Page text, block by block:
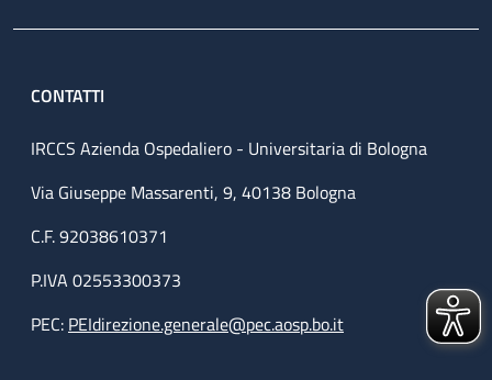
CONTATTI
IRCCS Azienda Ospedaliero - Universitaria di Bologna
Via Giuseppe Massarenti, 9, 40138 Bologna
C.F. 92038610371
P.IVA 02553300373
PEC: PEIdirezione.generale@pec.aosp.bo.it